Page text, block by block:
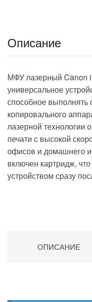
Описание
МФУ лазерный Canon
универсальное
способное выполнять
копировального
лазерной технологии
печати с высокой
офисов и домашнего
включен картридж,
устройством сразу
ОПИСАНИЕ